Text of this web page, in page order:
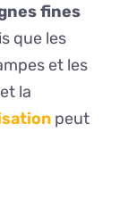
fines
que les
et les
la
peut